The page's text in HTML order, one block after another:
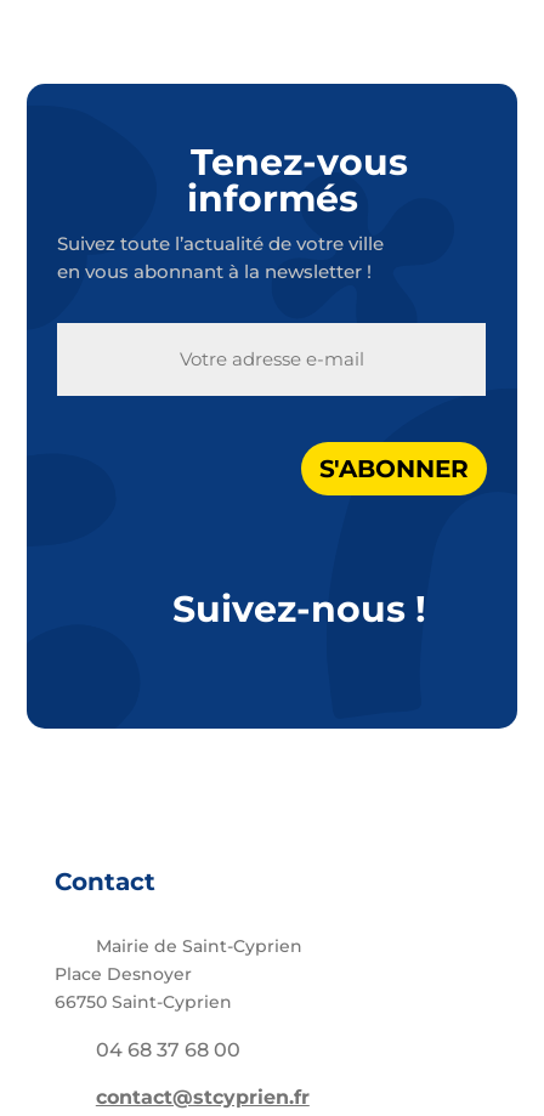
Tenez-vous
informés
Suivez toute l’actualité de votre ville
en vous abonnant à la newsletter !
S'ABONNER
Suivez-nous !
Contact
Mairie de Saint-Cyprien
Place Desnoyer
66750 Saint-Cyprien
04 68 37 68 00
contact@stcyprien.fr